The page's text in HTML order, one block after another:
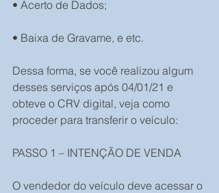
• Acerto de Dados;
• Baixa de Gravame, e etc.
Dessa forma, se você realizou algum
desses serviços após 04/01/21 e
obteve o CRV digital, veja como
proceder para transferir o veículo:
PASSO 1 – INTENÇÃO DE VENDA
O vendedor do veículo deve acessar o